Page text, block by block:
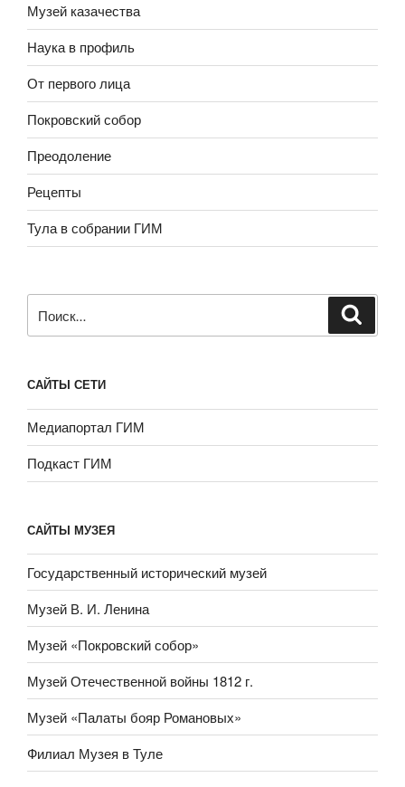
Музей казачества
Наука в профиль
От первого лица
Покровский собор
Преодоление
Рецепты
Тула в собрании ГИМ
САЙТЫ СЕТИ
Медиапортал ГИМ
Подкаст ГИМ
САЙТЫ МУЗЕЯ
Государственный исторический музей
Музей В. И. Ленина
Музей «Покровский собор»
Музей Отечественной войны 1812 г.
Музей «Палаты бояр Романовых»
Филиал Музея в Туле